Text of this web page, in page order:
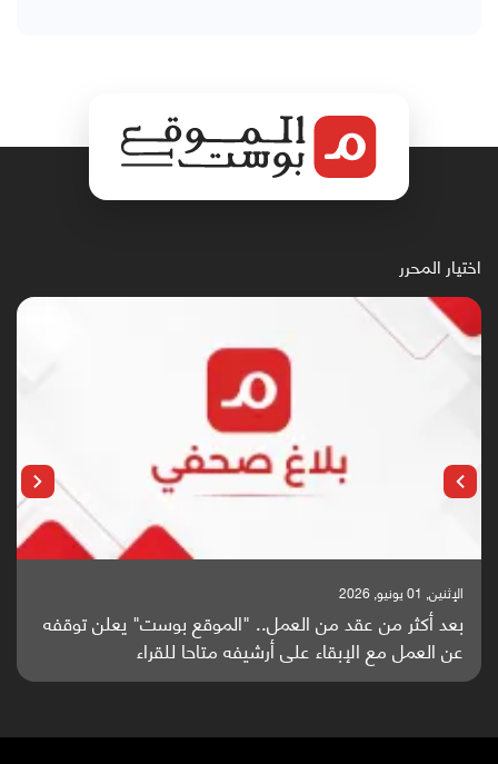
اختيار المحرر
الإثنين, 25 مايو, 2026
باحثون من اليمن يدخلون سباق أبحاث ألزهايمر بدراسة
واعدة منشورة عالميا (ترجمة)